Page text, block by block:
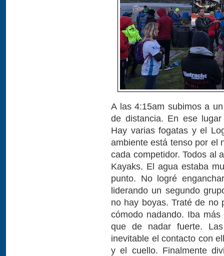
A las 4:15am subimos a
de distancia. En ese
Hay varias fogatas y el
ambiente está tenso por el
cada competidor. Todos al
Kayaks. El agua estaba
punto. No logré
liderando un segundo
no hay boyas. Traté de no
cómodo nadando. Iba
que de nadar fuerte.
inevitable el contacto con
y el cuello. Finalmente